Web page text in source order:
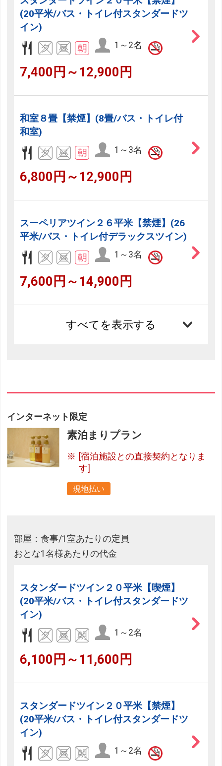
(20平米/バス・トイレ付スタンダードツ
イン)
1～2名
7,400円～12,900円
和室８畳【禁煙】(8畳/バス・トイレ付
和室)
1～3名
6,800円～12,900円
スーペリアツイン２６平米【禁煙】(26
平米/バス・トイレ付デラックスツイン)
1～3名
7,600円～14,900円
すべてを表示する
インターネット限定
素泊まりプラン
[宿泊施設との直接契約となりま
す]
現地払い
部屋：食事/1室あたりの定員
おとな1名様あたりの代金
スタンダードツイン２０平米【喫煙】
(20平米/バス・トイレ付スタンダードツ
イン)
1～2名
6,100円～11,600円
スタンダードツイン２０平米【禁煙】
(20平米/バス・トイレ付スタンダードツ
イン)
1～2名